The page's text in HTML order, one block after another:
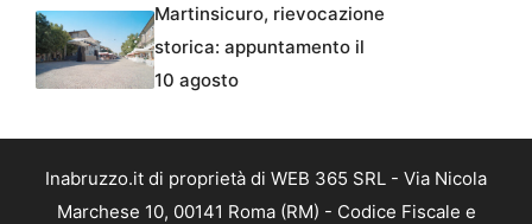
Martinsicuro, rievocazione
storica: appuntamento il
10 agosto
Inabruzzo.it di proprietà di WEB 365 SRL - Via Nicola
Marchese 10, 00141 Roma (RM) - Codice Fiscale e